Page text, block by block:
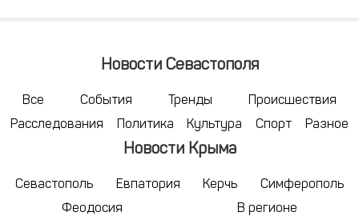
Новости Севастополя
Все События Тренды
Происшествия
Расследования
Политика Культура Спорт Разное
Новости Крыма
Севастополь Евпатория Керчь
Симферополь
Феодосия
В регионе